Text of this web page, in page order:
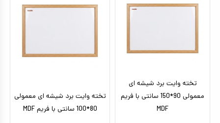
تخته وایت برد شیشه ای
معمولی 90*150 سانتی با فریم
MDF
تخته وایت برد شیشه ای معمولی
80*100 سانتی با فریم MDF